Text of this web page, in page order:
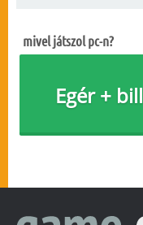
mivel játszol pc-n?
Egér + bill